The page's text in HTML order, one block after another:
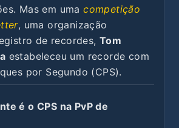
Mas em uma competição
, uma organização
de recordes, Tom
estabeleceu um recorde com
por Segundo (CPS).
é o CPS na PvP de